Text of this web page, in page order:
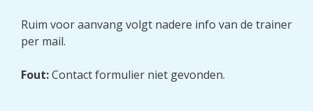
Ruim voor aanvang volgt nadere info van de trainer
per mail.
Fout:Contact formulier niet gevonden.